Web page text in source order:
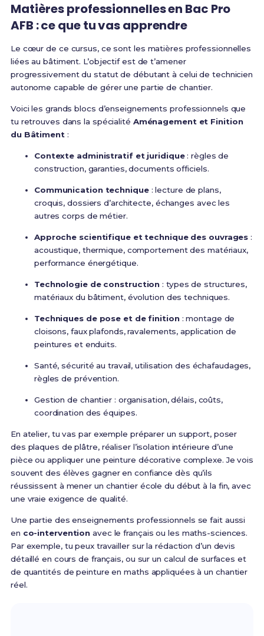
Matières professionnelles en Bac Pro
AFB : ce que tu vas apprendre
Le cœur de ce cursus, ce sont les matières professionnelles
liées au bâtiment. L’objectif est de t’amener
progressivement du statut de débutant à celui de technicien
autonome capable de gérer une partie de chantier.
Voici les grands blocs d’enseignements professionnels que
tu retrouves dans la spécialité Aménagement et Finition
du Bâtiment:
Contexte administratif et juridique: règles de
construction, garanties, documents officiels.
Communication technique: lecture de plans,
croquis, dossiers d’architecte, échanges avec les
autres corps de métier.
Approche scientifique et technique des ouvrages :
acoustique, thermique, comportement des matériaux,
performance énergétique.
Technologie de construction : types de structures,
matériaux du bâtiment, évolution des techniques.
Techniques de pose et de finition: montage de
cloisons, faux plafonds, ravalements, application de
peintures et enduits.
Santé, sécurité au travail, utilisation des échafaudages,
règles de prévention.
Gestion de chantier : organisation, délais, coûts,
coordination des équipes.
En atelier, tu vas par exemple préparer un support, poser
des plaques de plâtre, réaliser l’isolation intérieure d’une
pièce ou appliquer une peinture décorative complexe. Je vois
souvent des élèves gagner en confiance dès qu’ils
réussissent à mener un chantier école du début à la fin, avec
une vraie exigence de qualité.
Une partie des enseignements professionnels se fait aussi
en co-intervention avec le français ou les maths-sciences.
Par exemple, tu peux travailler sur la rédaction d’un devis
détaillé en cours de français, ou sur un calcul de surfaces et
de quantités de peinture en maths appliquées à un chantier
réel.